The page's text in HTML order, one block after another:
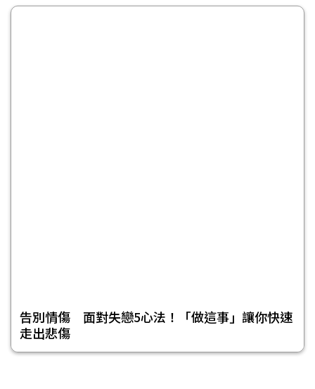
告別情傷 面對失戀5心法！「做這事」讓你快速
走出悲傷